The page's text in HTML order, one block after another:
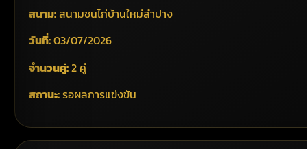
สนาม:สนามชนไก่บ้านใหม่ลำปาง
วันที่:03/07/2026
จำนวนคู่:2 คู่
สถานะ:รอผลการแข่งขัน